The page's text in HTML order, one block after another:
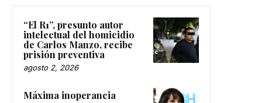
“El R1”, presunto autor
intelectual del homicidio
de Carlos Manzo, recibe
prisión preventiva
agosto 2, 2026
Máxima inoperancia